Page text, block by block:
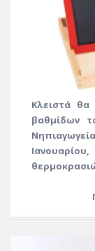
Κλειστά
βαθμίδων